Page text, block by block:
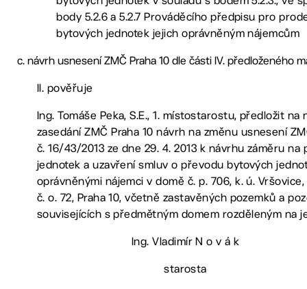
body 5.2.6 a 5.2.7 Prováděcího předpisu pro
bytových jednotek jejich oprávněným nájemcům
návrh usnesení ZMČ Praha 10 dle části IV. předloženého
II. pověřuje
Ing. Tomáše Peka, S.E., 1. místostarostu, předložit na
zasedání ZMČ Praha 10 návrh na změnu usnesení
č. 16/43/2013 ze dne 29. 4. 2013 k návrhu záměru na
jednotek a uzavření smluv o převodu bytových
oprávněnými nájemci v domě č. p. 706, k. ú. Vršovice,
č. o. 72, Praha 10, včetně zastavěných pozemků a
souvisejících s předmětným domem rozděleným na
Ing. Vladimír N o v á k
starosta